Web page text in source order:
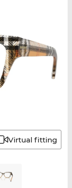
Virtual fitting